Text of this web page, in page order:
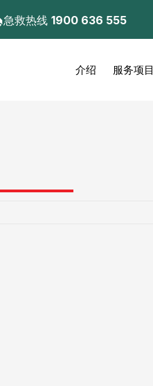
急救热线1900 636 555
介绍 服务项目